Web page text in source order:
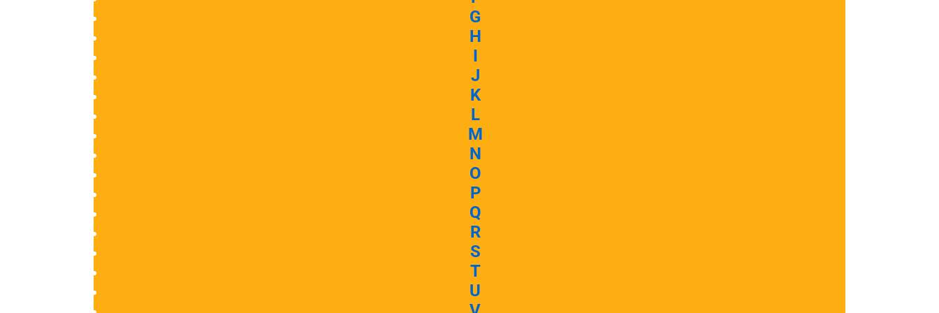
G
H
I
J
K
L
M
N
O
P
Q
R
S
T
U